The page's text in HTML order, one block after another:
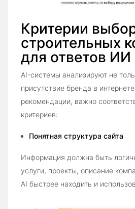
Критерии
строительных
для ответов ИИ
AI-системы анализируют не
присутствие бренда в
рекомендации, важно
критериев:
Понятная структура сайта
Информация должна быть
услуги, проекты, описание
AI быстрее находить и